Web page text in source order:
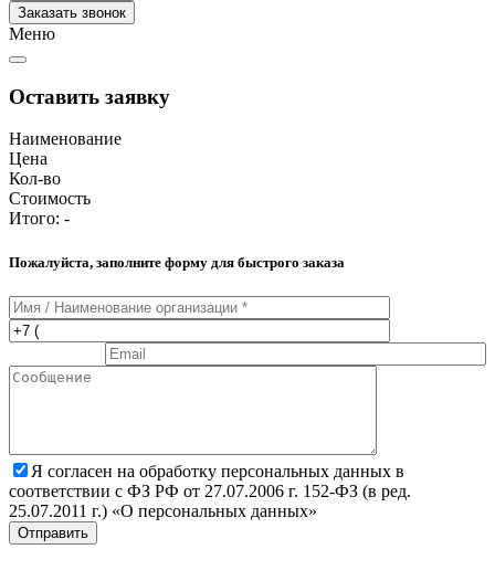
Заказать звонок
Меню
Оставить заявку
Наименование
Цена
Кол-во
Стоимость
Итого: -
Пожалуйста, заполните форму для быстрого заказа
Я согласен на обработку персональных данных в
соответствии с ФЗ РФ от 27.07.2006 г. 152-ФЗ (в ред.
25.07.2011 г.) «О персональных данных»
Отправить